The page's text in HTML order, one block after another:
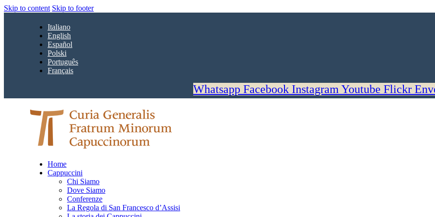
Skip to content Skip to footer
Italiano
English
Español
Polski
Português
Français
Whatsapp Facebook Instagram Youtube Flickr
Home
Cappuccini
Chi Siamo
Dove Siamo
Conferenze
La Regola di San Francesco d’Assisi